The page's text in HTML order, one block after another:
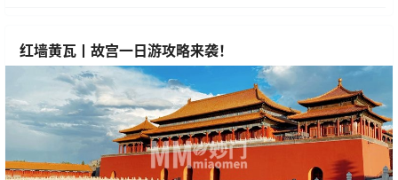
红墙黄瓦丨故宫一日游攻略来袭！